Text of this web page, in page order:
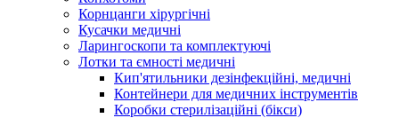
Корнцанги хірургічні
Кусачки медичні
Ларингоскопи та комплектуючі
Лотки та ємності медичні
Кип'ятильники дезінфекційні, медичні
Контейнери для медичних інструментів
Коробки стерилізаційні (бікси)